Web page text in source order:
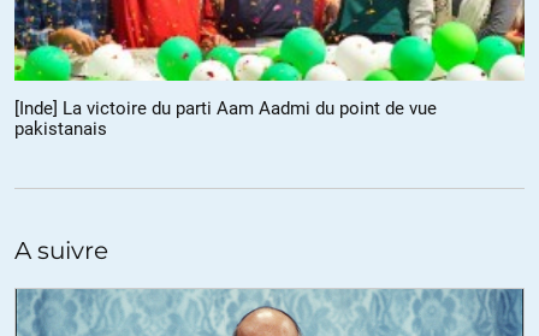
outre revenait à donner, non seulement un signe « négatif » envers
l’UE mais surtout l’apparence d’un premier pas vers la sortie de l’UE
à ses électeurs. Mais voilà, il a toujours dit qu’il ne voulait sortir de
l’Euro c’est un signe qu’il ne pouvait pas donner.
Ces adversaires intérieurs et surtout extérieurs s’en serait aussitôt
bloquer toutes les banques et mouvements financiers le temps de
[Inde] La victoire du parti Aam Aadmi du point de vue
pakistanais
A suivre